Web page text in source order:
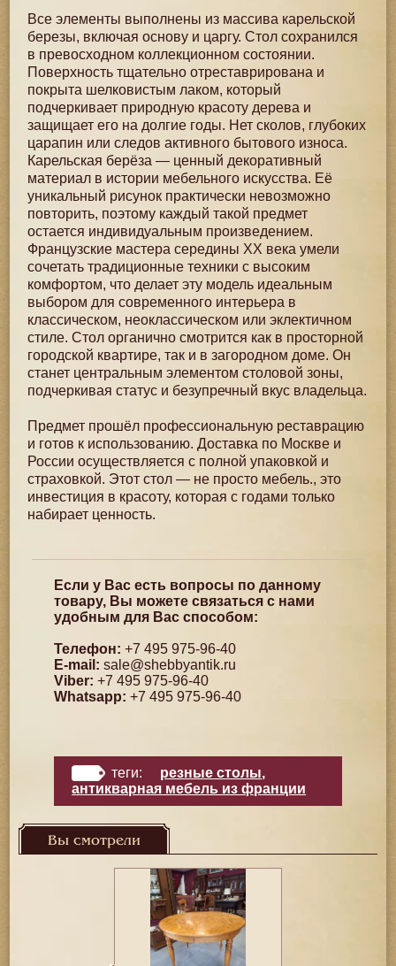
Все элементы выполнены из массива карельской
березы, включая основу и царгу. Стол сохранился
в превосходном коллекционном состоянии.
Поверхность тщательно отреставрирована и
покрыта шелковистым лаком, который
подчеркивает природную красоту дерева и
защищает его на долгие годы. Нет сколов, глубоких
царапин или следов активного бытового износа.
Карельская берёза — ценный декоративный
материал в истории мебельного искусства. Её
уникальный рисунок практически невозможно
повторить, поэтому каждый такой предмет
остается индивидуальным произведением.
Французские мастера середины XX века умели
сочетать традиционные техники с высоким
комфортом, что делает эту модель идеальным
выбором для современного интерьера в
классическом, неоклассическом или эклектичном
стиле. Стол органично смотрится как в просторной
городской квартире, так и в загородном доме. Он
станет центральным элементом столовой зоны,
подчеркивая статус и безупречный вкус владельца.
Предмет прошёл профессиональную реставрацию
и готов к использованию. Доставка по Москве и
России осуществляется с полной упаковкой и
страховкой. Этот стол — не просто мебель., это
инвестиция в красоту, которая с годами только
набирает ценность.
Если у Вас есть вопросы по данному
товару, Вы можете связаться с нами
удобным для Вас способом:
Телефон: +7 495 975-96-40
E-mail: sale@shebbyantik.ru
Viber: +7 495 975-96-40
Whatsapp: +7 495 975-96-40
теги: резные столы,
антикварная мебель из франции
Вы смотрели